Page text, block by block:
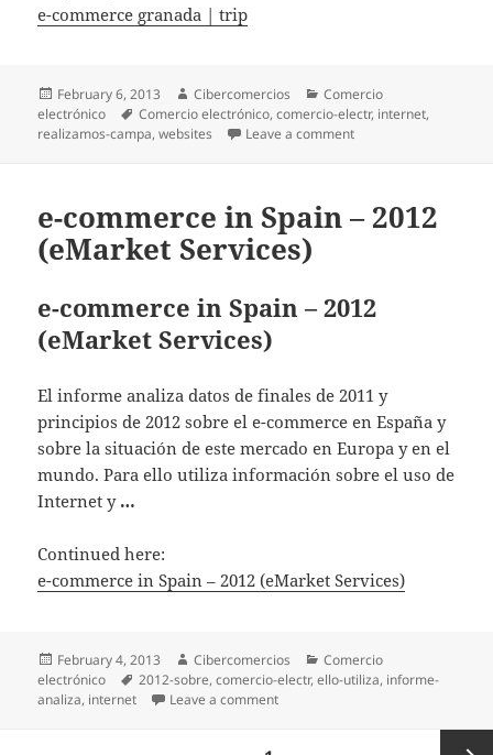
e-commerce granada | trip
Posted
on
February 6, 2013 Author
Cibercomercios Categories
Comercio
electrónico
Tags
Comercio electrónico,comercio-electr, internet,
realizamos-campa,websites Leave a comment
e-commerce in Spain – 2012
(eMarket Services)
e-commerce in Spain – 2012
(eMarket Services)
El informe analiza datos de finales de 2011 y
principios de 2012 sobre el e-commerce en España y
sobre la situación de este mercado en Europa y en el
mundo. Para ello utiliza información sobre el uso de
Internet y …
Continued here:
e-commerce in Spain – 2012 (eMarket Services)
Posted
on
February 4, 2013 Author
Cibercomercios Categories
Comercio
electrónico
Tags
2012-sobre,comercio-electr,ello-utiliza, informe-
analiza, internet Leave a comment